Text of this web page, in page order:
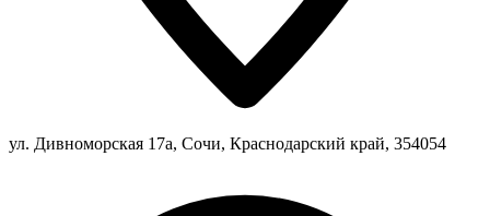
ул. Дивноморская 17а, Сочи, Краснодарский край, 354054